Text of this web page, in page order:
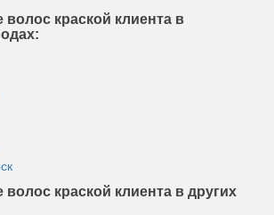
краской клиента в
краской клиента в других